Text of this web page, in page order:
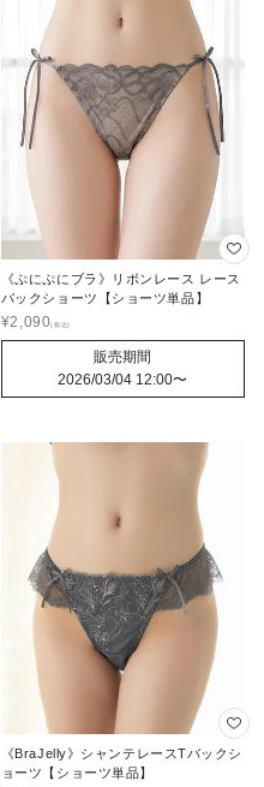
《ぷにぷにブラ》リボンレース レース
バックショーツ【ショーツ単品】
¥2,090
販売期間
2026/03/04 12:00〜
《BraJelly》シャンテレースTバックシ
ョーツ【ショーツ単品】